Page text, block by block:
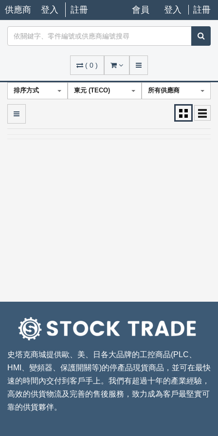
供應商 登入 註冊 會員 登入 註冊
( 0 )
排序方式 東元 (TECO) 所有供應商
史塔克商城提供歐、美、日各大品牌的工控商品(PLC、
HMI、變頻器、保護開關等)的停產品現貨商品，並可在最快
速的時間內交付到客戶手上。我們有超過十年的產業經驗，
高效的供貨物流及完善的售後服務，致力成為客戶最堅實可
靠的供貨夥伴。